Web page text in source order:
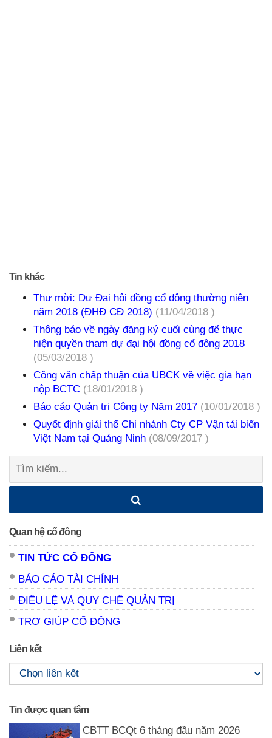
Tin khác
Thư mời: Dự Đại hội đồng cổ đông thường niên
năm 2018 (ĐHĐ CĐ 2018) (11/04/2018 )
Thông báo về ngày đăng ký cuối cùng để thực
hiện quyền tham dự đại hội đồng cổ đông 2018
(05/03/2018 )
Công văn chấp thuận của UBCK về việc gia hạn
nộp BCTC (18/01/2018 )
Báo cáo Quản trị Công ty Năm 2017 (10/01/2018 )
Quyết định giải thể Chi nhánh Cty CP Vận tải biển
Việt Nam tại Quảng Ninh (08/09/2017 )
Tìm
Quan hệ cổ đông
TIN TỨC CỔ ĐÔNG
BÁO CÁO TÀI CHÍNH
ĐIỀU LỆ VÀ QUY CHẾ QUẢN TRỊ
TRỢ GIÚP CỔ ĐÔNG
Liên kết
Tin được quan tâm
CBTT BCQt 6 tháng đầu năm 2026